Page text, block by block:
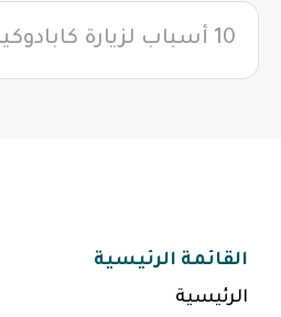
10 أسباب لزيارة كابادوكيا
القائمة الرئيسية
الرئيسية